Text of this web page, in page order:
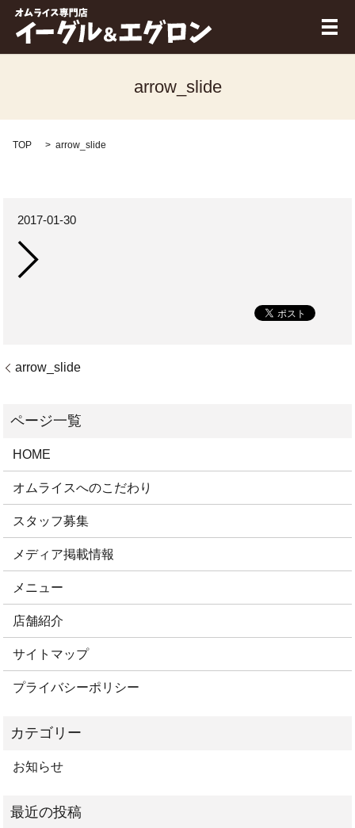
メ
arrow_slide
TOP arrow_slide
2017-01-30
arrow_slide
HOME
オムライスへのこだわり
スタッフ募集
メディア掲載情報
メニュー
店舗紹介
サイトマップ
プライバシーポリシー
お知らせ